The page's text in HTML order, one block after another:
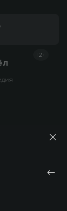
12+